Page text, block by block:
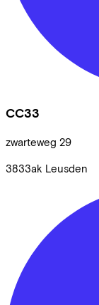
CC33
zwarteweg 29
3833ak Leusden